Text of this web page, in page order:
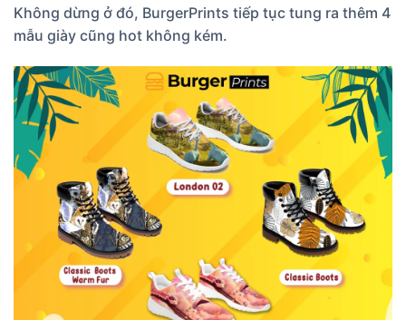
Không dừng ở đó, BurgerPrints tiếp tục tung ra thêm 4
mẫu giày cũng hot không kém.